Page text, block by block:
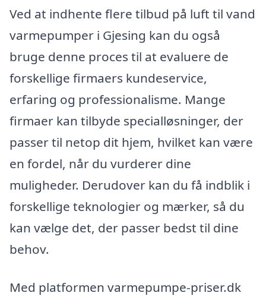
Ved at indhente flere tilbud på luft til vand
varmepumper i Gjesing kan du også
bruge denne proces til at evaluere de
forskellige firmaers kundeservice,
erfaring og professionalisme. Mange
firmaer kan tilbyde specialløsninger, der
passer til netop dit hjem, hvilket kan være
en fordel, når du vurderer dine
muligheder. Derudover kan du få indblik i
forskellige teknologier og mærker, så du
kan vælge det, der passer bedst til dine
behov.
Med platformen varmepumpe-priser.dk